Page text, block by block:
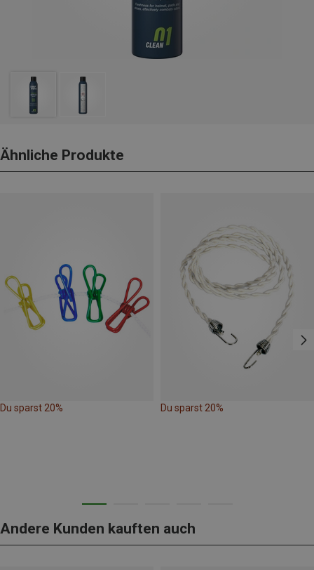
Ähnliche Produkte
Du sparst 20% Du sparst 20%
Andere Kunden kauften auch